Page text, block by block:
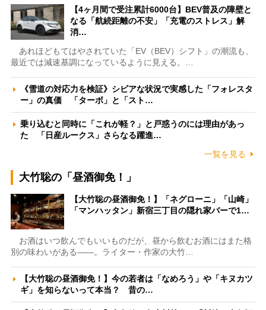
【4ヶ月間で受注累計6000台】BEV普及の障壁と
なる「航続距離の不安」「充電のストレス」解
消…
あれほどもてはやされていた「EV（BEV）シフト」の潮流も、
最近では減速基調になっているように見える。…
《雪道の対応力を検証》シビアな状況で実感した「フォレスタ
ー」の真価 「ターボ」と「スト…
乗り込むと同時に「これが軽？」と戸惑うのには理由があっ
た 「日産ルークス」さらなる躍進…
一覧を見る
大竹聡の「昼酒御免！」
【大竹聡の昼酒御免！】「ネグローニ」「山崎」
「マンハッタン」新宿三丁目の隠れ家バーで1…
お酒はいつ飲んでもいいものだが、昼から飲むお酒にはまた格
別の味わいがある――。ライター・作家の大竹…
【大竹聡の昼酒御免！】今の若者は「なめろう」や「キヌカツ
ギ」を知らないって本当？ 昔の…